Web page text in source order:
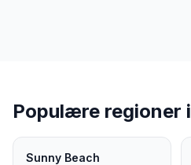
Populære regioner i
Sunny Beach